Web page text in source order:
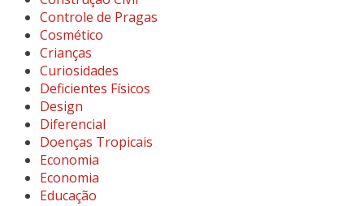
Controle de Pragas
Cosmético
Crianças
Curiosidades
Deficientes Físicos
Design
Diferencial
Doenças Tropicais
Economia
Economia
Educação